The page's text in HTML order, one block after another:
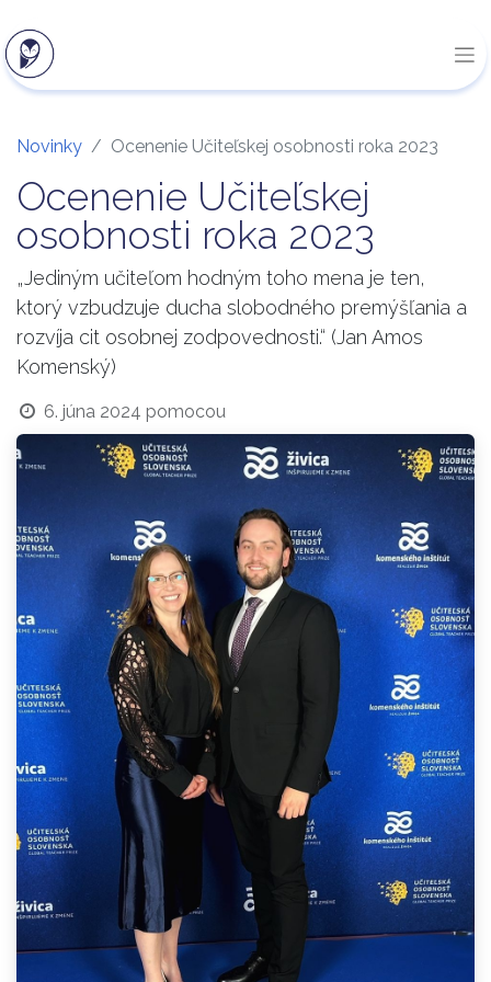
Novinky Ocenenie Učiteľskej osobnosti roka 2023
Ocenenie Učiteľskej
osobnosti roka 2023
„Jediným učiteľom hodným toho mena je ten,
ktorý vzbudzuje ducha slobodného premýšľania a
rozvíja cit osobnej zodpovednosti.“ (Jan Amos
Komenský)
6. júna 2024 pomocou